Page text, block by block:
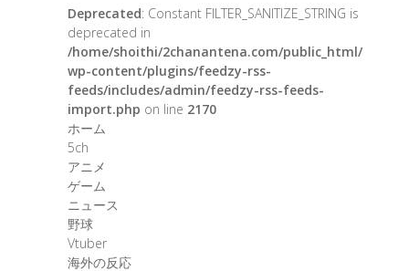
Deprecated: Constant FILTER_SANITIZE_STRING is
deprecated in
/home/shoithi/2chanantena.com/public_html/
wp-content/plugins/feedzy-rss-
feeds/includes/admin/feedzy-rss-feeds-
import.php on line 2170
ホーム
5ch
アニメ
ゲーム
ニュース
野球
Vtuber
海外の反応